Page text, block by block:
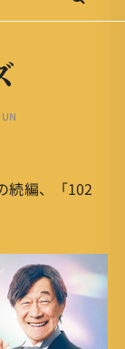
続編、「102